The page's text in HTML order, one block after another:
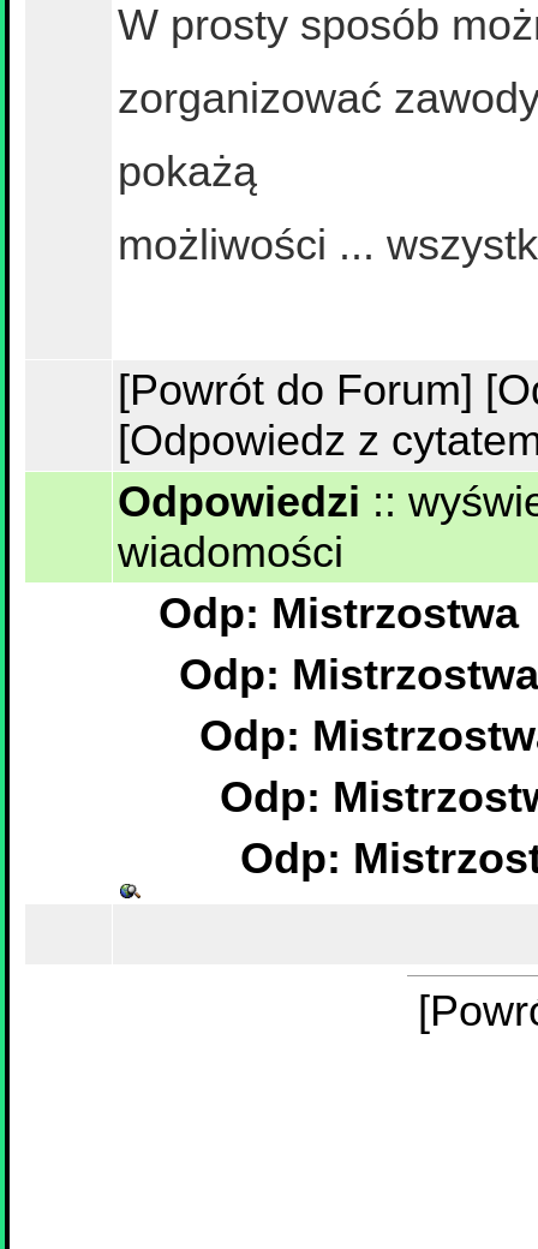
W prosty sposób
zorganizować
pokażą
możliwości ...
[Powrót do Forum]
[Odpowiedz z
Odpowiedzi ::
wiadomości
Odp: Mistrzostwa
Odp: Mistrzostwa
Odp:
Odp:
Odp: